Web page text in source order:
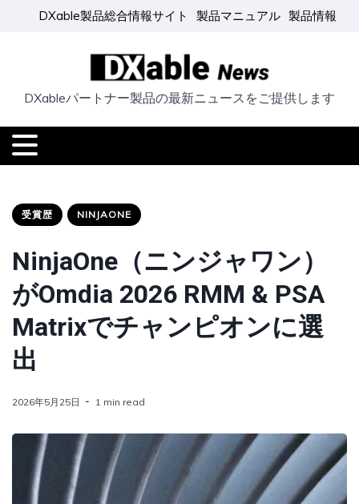
DXable製品総合情報サイト 製品マニュアル 製品情報
DXableパートナー製品の最新ニュースをご提供します
受賞歴 NINJAONE
NinjaOne（ニンジャワン）
がOmdia 2026 RMM & PSA
Matrixでチャンピオンに選
出
2026年5月25日 1 min read